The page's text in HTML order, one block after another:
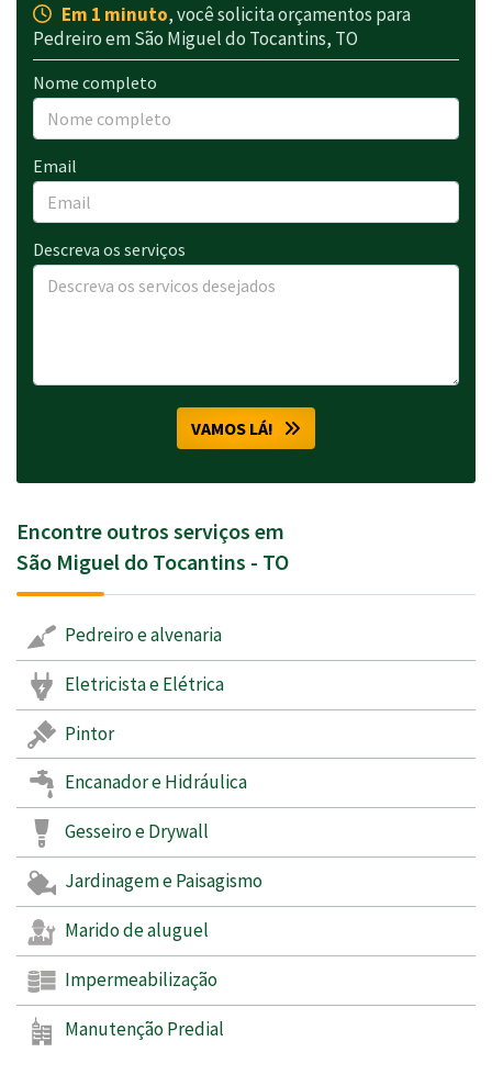
Em 1 minuto, você solicita orçamentos para
Pedreiro em São Miguel do Tocantins, TO
Nome completo
Email
Descreva os serviços
VAMOS LÁ!
Encontre outros serviços em
São Miguel do Tocantins - TO
Pedreiro e alvenaria
Eletricista e Elétrica
Pintor
Encanador e Hidráulica
Gesseiro e Drywall
Jardinagem e Paisagismo
Marido de aluguel
Impermeabilização
Manutenção Predial